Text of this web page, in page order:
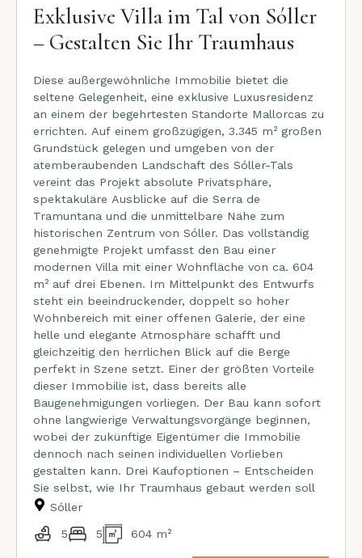
Exklusive Villa im Tal von Sóller
– Gestalten Sie Ihr Traumhaus
Diese außergewöhnliche Immobilie bietet die
seltene Gelegenheit, eine exklusive Luxusresidenz
an einem der begehrtesten Standorte Mallorcas zu
errichten. Auf einem großzügigen, 3.345 m² großen
Grundstück gelegen und umgeben von der
atemberaubenden Landschaft des Sóller-Tals
vereint das Projekt absolute Privatsphäre,
spektakuläre Ausblicke auf die Serra de
Tramuntana und die unmittelbare Nähe zum
historischen Zentrum von Sóller. Das vollständig
genehmigte Projekt umfasst den Bau einer
modernen Villa mit einer Wohnfläche von ca. 604
m² auf drei Ebenen. Im Mittelpunkt des Entwurfs
steht ein beeindruckender, doppelt so hoher
Wohnbereich mit einer offenen Galerie, der eine
helle und elegante Atmosphäre schafft und
gleichzeitig den herrlichen Blick auf die Berge
perfekt in Szene setzt. Einer der größten Vorteile
dieser Immobilie ist, dass bereits alle
Baugenehmigungen vorliegen. Der Bau kann sofort
ohne langwierige Verwaltungsvorgänge beginnen,
wobei der zukünftige Eigentümer die Immobilie
dennoch nach seinen individuellen Vorlieben
gestalten kann. Drei Kaufoptionen – Entscheiden
Sie selbst, wie Ihr Traumhaus gebaut werden soll
Sóller
5 5 604 m²